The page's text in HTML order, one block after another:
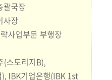
괄국장
사장
사업부문 부행장
(스토리지B),
IBK기업은행(IBK 1st